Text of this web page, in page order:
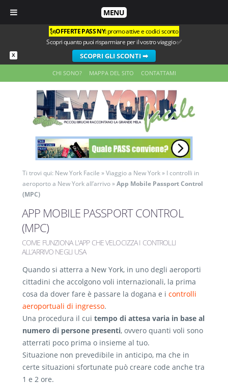
MENU
X
🗽OFFERTE PASS NY:promo attive e codici sconto
Scopri quanto puoi risparmiare per il vostro viaggio ✅
SCOPRI GLI SCONTI ➡
CHI SONO? MAPPA DEL SITO CONTATTAMI
Ti trovi qui: New York Facile »Viaggio a New York» I controlli in
aeroporto a New York all’arrivo»App Mobile Passport Control
(MPC)
APP MOBILE PASSPORT CONTROL
(MPC)
COME FUNZIONA L'APP CHE VELOCIZZA I CONTROLLI
ALL’ARRIVO NEGLI USA
Quando si atterra a New York, in uno degli aeroporti
cittadini che accolgono voli internazionali, la prima
cosa da dover fare è passare la dogana e i controlli
aeroportuali di ingresso.
Una procedura il cui tempo di attesa varia in base al
numero di persone presenti, ovvero quanti voli sono
atterrati poco prima o insieme al tuo.
Situazione non prevedibile in anticipo, ma che in
certe situazioni sfortunate può creare code anche tra
1 e 2 ore.